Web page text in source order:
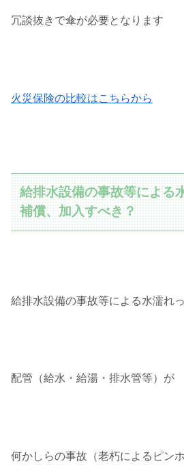
冗談抜きで傘が必要となります
火災保険の比較はこちらから
給排水設備の事故等による
補償、加入すべき？
給排水設備の事故等による水濡れ
配管（給水・給湯・排水管等）が
何かしらの事故（老朽によるピン